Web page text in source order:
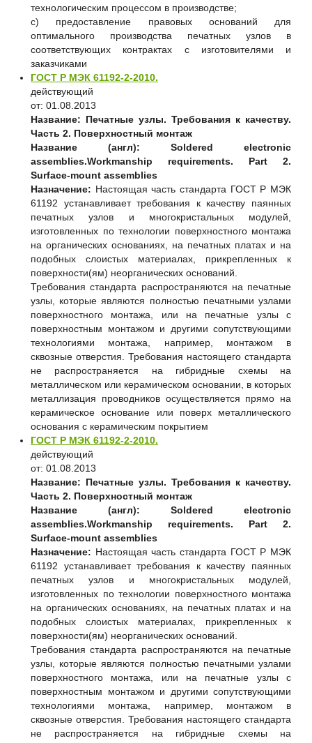
технологическим процессом в производстве;
c) предоставление правовых оснований для
оптимального производства печатных узлов в
соответствующих контрактах с изготовителями и
заказчиками
ГОСТ Р МЭК 61192-2-2010.
действующий
от: 01.08.2013
Название: Печатные узлы. Требования к качеству.
Часть 2. Поверхностный монтаж
Название (англ):
Soldered electronic
assemblies.Workmanship requirements. Part 2.
Surface-mount assemblies
Назначение: Настоящая часть стандарта ГОСТ Р МЭК
61192 устанавливает требования к качеству паянных
печатных узлов и многокристальных модулей,
изготовленных по технологии поверхностного монтажа
на органических основаниях, на печатных платах и на
подобных слоистых материалах, прикрепленных к
поверхности(ям) неорганических оснований.
Требования стандарта распространяются на печатные
узлы, которые являются полностью печатными узлами
поверхностного монтажа, или на печатные узлы с
поверхностным монтажом и другими сопутствующими
технологиями монтажа, например, монтажом в
сквозные отверстия. Требования настоящего стандарта
не распространяется на гибридные схемы на
металлическом или керамическом основании, в которых
металлизация проводников осуществляется прямо на
керамическое основание или поверх металлического
основания с керамическим покрытием
ГОСТ Р МЭК 61192-2-2010.
действующий
от: 01.08.2013
Название: Печатные узлы. Требования к качеству.
Часть 2. Поверхностный монтаж
Название (англ):
Soldered electronic
assemblies.Workmanship requirements. Part 2.
Surface-mount assemblies
Назначение: Настоящая часть стандарта ГОСТ Р МЭК
61192 устанавливает требования к качеству паянных
печатных узлов и многокристальных модулей,
изготовленных по технологии поверхностного монтажа
на органических основаниях, на печатных платах и на
подобных слоистых материалах, прикрепленных к
поверхности(ям) неорганических оснований.
Требования стандарта распространяются на печатные
узлы, которые являются полностью печатными узлами
поверхностного монтажа, или на печатные узлы с
поверхностным монтажом и другими сопутствующими
технологиями монтажа, например, монтажом в
сквозные отверстия. Требования настоящего стандарта
не распространяется на гибридные схемы на